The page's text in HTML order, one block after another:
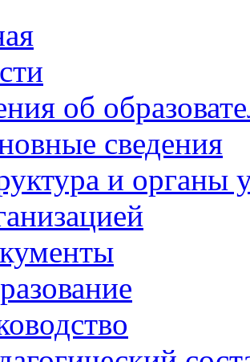
об
сведения
и органы